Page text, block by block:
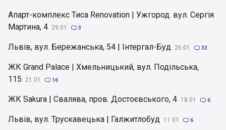
Апарт-комплекс Тиса Renovation | Ужгород. вул. Сергія
Мартина, 4 29.01  3
Львів, вул. Бережанська, 54 | Інтергал-Буд 26.01  33
ЖК Grand Palace | Хмельницький, вул. Подільська,
115
21.01  16
ЖК Sakura | Свалява, пров. Достоєвського, 4 18.01  6
Львів, вул. Трускавецька | Галжитлобуд 11.01  6